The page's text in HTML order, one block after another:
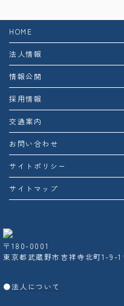
HOME
法人情報
情報公開
採用情報
交通案内
お問い合わせ
サイトポリシー
サイトマップ
〒180-0001
東京都武蔵野市吉祥寺北町1-9-1
●法人について